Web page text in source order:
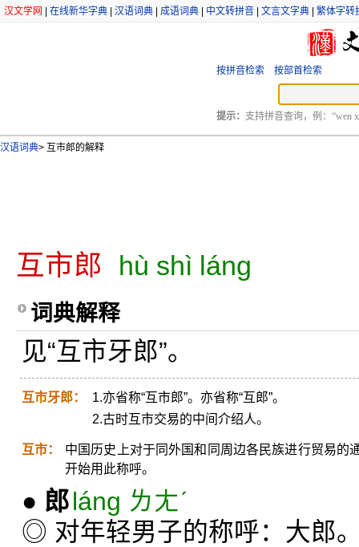
汉文学网 在线新华字典 汉语词典 成语词典 中文转拼音 文言文字典 繁体字转
按拼音检索 按部首检索
提示： 支持拼音查询，例：“wen
汉语词典> 互市郎的解释
互市郎 hù shì láng
词典解释
见“互市牙郎”。
互市牙郎：
1.亦省称“互市郎”。亦省称“互郎”。
2.古时互市交易的中间介绍人。
互市：
中国历史上对于同外国和同周边各民族进行贸易的
开始用此称呼。
● 郎láng ㄌㄤˊ
◎ 对年轻男子的称呼：大郎